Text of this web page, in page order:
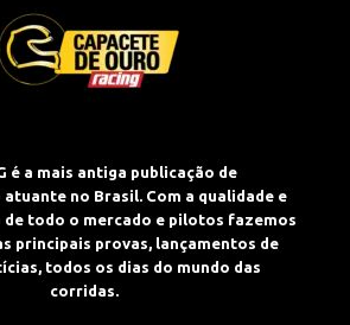
é a mais antiga publicação de
no Brasil. Com a qualidade e
todo o mercado e pilotos fazemos
principais provas, lançamentos de
todos os dias do mundo das
corridas.